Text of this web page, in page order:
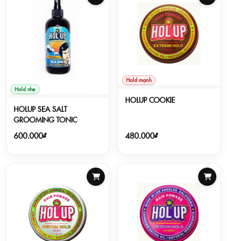
Hold nhẹ
HOLUP SEA SALT
GROOMING TONIC
600.000₫
Hold mạnh
HOLUP COOKIE
480.000₫